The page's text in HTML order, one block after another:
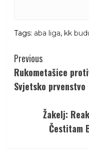
Tags: aba liga, kk
Continue
Reading
Previous
Rukometašice
Svjetsko prvenstvo
Žakelj:
Čestitam